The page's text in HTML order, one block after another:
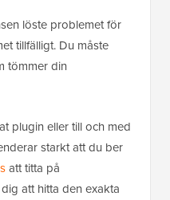
löste problemet för
tillfälligt. Du måste
tömmer din
plugin eller till och med
starkt att du ber
att titta på
att hitta den exakta